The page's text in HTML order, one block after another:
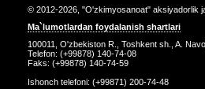
© 2012-2026, "O'zkimyosanoat" aksiyadorlik
Ma`lumotlardan foydalanish shartlari
100011, O'zbekiston R., Toshkent sh., A.
Telefon: (+99878) 140-74-08
Faks: (+99878) 140-74-59
Ishonch telefoni: (+99871) 200-74-48